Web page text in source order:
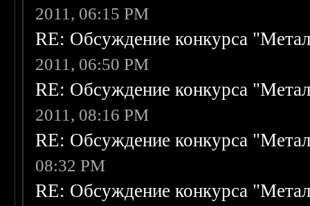
2011, 06:15 PM
RE: Обсуждение конкурса
2011, 06:50 PM
RE: Обсуждение конкурса
2011, 08:16 PM
RE: Обсуждение конкурса
08:32 PM
RE: Обсуждение конкурса